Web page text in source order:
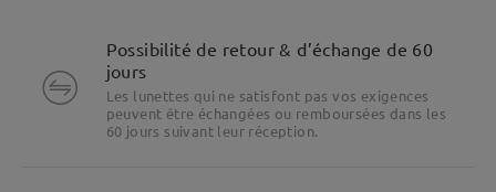
Possibilité de retour & d’échange de 60
jours
Les lunettes qui ne satisfont pas vos exigences
peuvent être échangées ou remboursées dans les
60 jours suivant leur réception.